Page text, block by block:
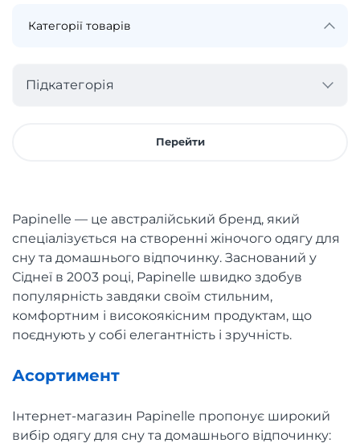
Підкатегорія
Перейти
Papinelle — це австралійський бренд, який
спеціалізується на створенні жіночого одягу для
сну та домашнього відпочинку. Заснований у
Сіднеї в 2003 році, Papinelle швидко здобув
популярність завдяки своїм стильним,
комфортним і високоякісним продуктам, що
поєднують у собі елегантність і зручність.
Асортимент
Інтернет-магазин Papinelle пропонує широкий
вибір одягу для сну та домашнього відпочинку: